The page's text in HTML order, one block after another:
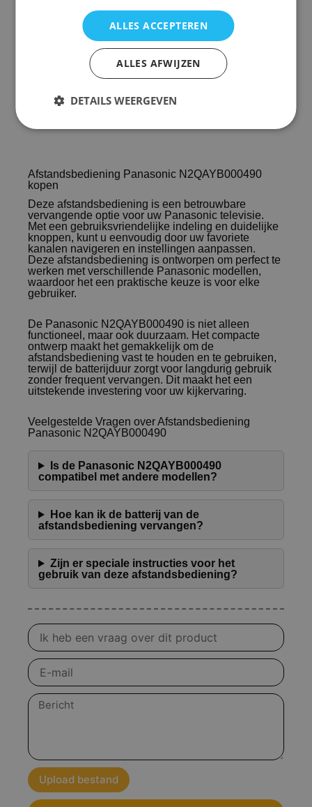
TX-P42S30B
TX-P42S30E
TX-P42S30J
TX-P42S30Y
TX-P46G20E
TX-P50GW20
Afstandsbediening Panasonic N2QAYB000490
kopen
Deze afstandsbediening is een betrouwbare
vervangende optie voor uw Panasonic televisie.
Met een gebruiksvriendelijke indeling en duidelijke
knoppen, kunt u eenvoudig door uw favoriete
kanalen navigeren en instellingen aanpassen.
Deze afstandsbediening is ontworpen om perfect te
werken met verschillende Panasonic modellen,
waardoor het een praktische keuze is voor elke
gebruiker.
De Panasonic N2QAYB000490 is niet alleen
functioneel, maar ook duurzaam. Het compacte
ontwerp maakt het gemakkelijk om de
afstandsbediening vast te houden en te gebruiken,
terwijl de batterijduur zorgt voor langdurig gebruik
zonder frequent vervangen. Dit maakt het een
uitstekende investering voor uw kijkervaring.
Veelgestelde Vragen over Afstandsbediening
Panasonic N2QAYB000490
Is de Panasonic N2QAYB000490
compatibel met andere modellen?
Hoe kan ik de batterij van de
afstandsbediening vervangen?
Zijn er speciale instructies voor het
gebruik van deze afstandsbediening?
Vraag
over
product
E-
mail
Bericht
Upload bestand
ALLES ACCEPTEREN
ALLES AFWIJZEN
DETAILS WEERGEVEN